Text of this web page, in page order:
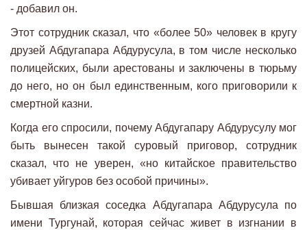
- добавил он.
Этот сотрудник сказал, что «более 50» человек в кругу
друзей Абдугапара Абдурусула, в том числе несколько
полицейских, были арестованы и заключены в тюрьму
до него, но он был единственным, кого приговорили к
смертной казни.
Когда его спросили, почему Абдугапару Абдурусулу мог
быть вынесен такой суровый приговор, сотрудник
сказал, что не уверен, «но китайское правительство
убивает уйгуров без особой причины».
Бывшая близкая соседка Абдугапара Абдурусула по
имени Тургунай, которая сейчас живет в изгнании в